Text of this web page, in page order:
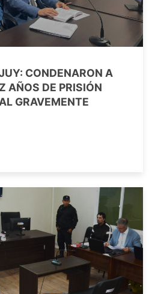
CONDENARON A
AÑOS DE PRISIÓN
GRAVEMENTE